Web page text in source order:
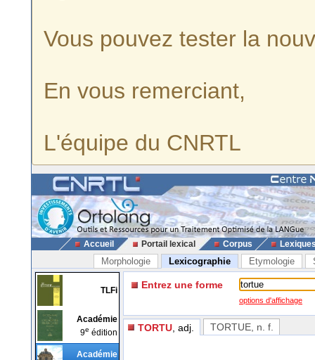
Vous pouvez tester la
En vous remerciant,
L'équipe du CNRTL
Accueil Portail lexical Corpus
Morphologie Lexicographie Etymologie
TLFi
Académie
9e édition
Académie
Entrez une forme
options d'affichage
TORTU , adj. TORTUE, n. f.